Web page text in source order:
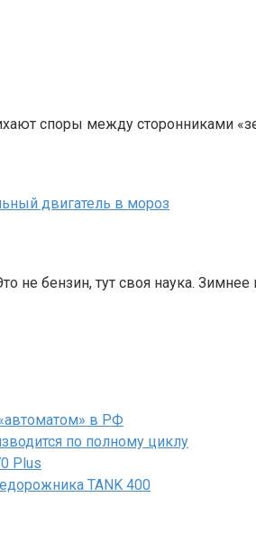
споры между
двигатель в мороз
не бензин, тут своя наука.
в РФ
по полному циклу
Plus
TANK 400